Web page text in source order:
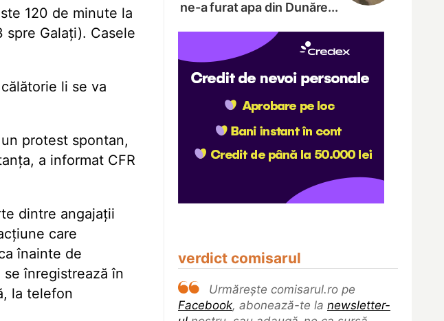
ne-a furat apa din Dunăre...
verdict comisarul
Urmărește comisarul.ro pe
Facebook, abonează-te la newsletter-
120 de minute la
spre Galați). Casele
li se va
protest spontan,
a informat CFR
dintre angajații
care
înainte de
înregistrează în
la telefon